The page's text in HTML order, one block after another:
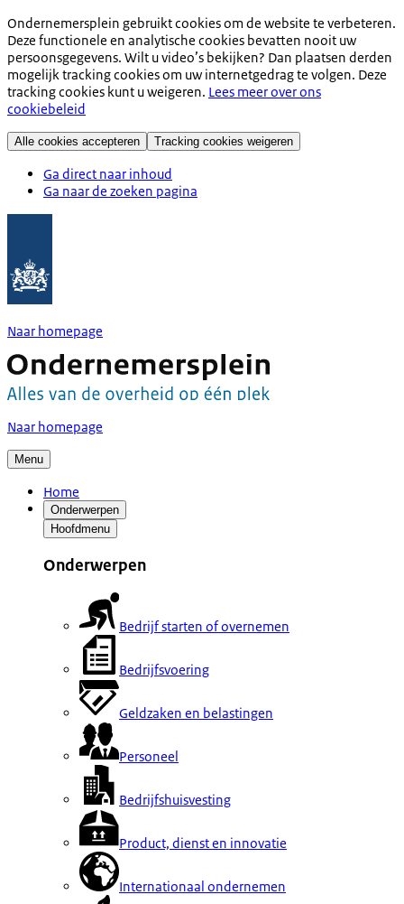
Ondernemersplein gebruikt cookies om de website te verbeteren.
Deze functionele en analytische cookies bevatten nooit uw
persoonsgegevens. Wilt u video’s bekijken? Dan plaatsen derden
mogelijk tracking cookies om uw internetgedrag te volgen. Deze
tracking cookies kunt u weigeren. Lees meer over ons
cookiebeleid
Alle cookies accepteren Tracking cookies weigeren
Ga direct naar inhoud
Ga naar de zoeken pagina
Naar homepage
Naar homepage
Menu
Home
Onderwerpen
Hoofdmenu
Onderwerpen
Bedrijf starten of overnemen
Bedrijfsvoering
Geldzaken en belastingen
Personeel
Bedrijfshuisvesting
Product, dienst en innovatie
Internationaal ondernemen